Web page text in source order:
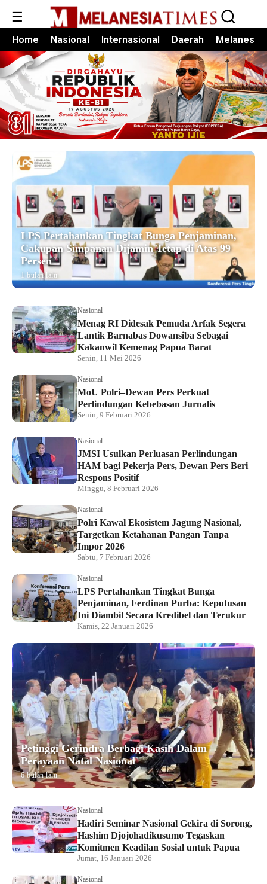
☰
Home Nasional Internasional Daerah Melanesia
LPS Pertahankan Tingkat Bunga Penjaminan,
Cakupan Simpanan Dijamin Tetap di Atas 99
Persen
1 bulan lalu
Nasional
Menag RI Didesak Pemuda Arfak Segera
Lantik Barnabas Dowansiba Sebagai
Kakanwil Kemenag Papua Barat
Senin, 11 Mei 2026
Nasional
MoU Polri–Dewan Pers Perkuat
Perlindungan Kebebasan Jurnalis
Senin, 9 Februari 2026
Nasional
JMSI Usulkan Perluasan Perlindungan
HAM bagi Pekerja Pers, Dewan Pers Beri
Respons Positif
Minggu, 8 Februari 2026
Nasional
Polri Kawal Ekosistem Jagung Nasional,
Targetkan Ketahanan Pangan Tanpa
Impor 2026
Sabtu, 7 Februari 2026
Nasional
LPS Pertahankan Tingkat Bunga
Penjaminan, Ferdinan Purba: Keputusan
Ini Diambil Secara Kredibel dan Terukur
Kamis, 22 Januari 2026
Petinggi Gerindra Berbagi Kasih Dalam
Perayaan Natal Nasional
6 bulan lalu
Nasional
Hadiri Seminar Nasional Gekira di Sorong,
Hashim Djojohadikusumo Tegaskan
Komitmen Keadilan Sosial untuk Papua
Jumat, 16 Januari 2026
Nasional